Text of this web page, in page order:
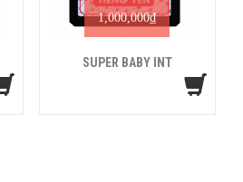
1,000,000₫
SUPER BABY INT